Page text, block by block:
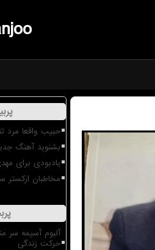
حبیب واقعا مرد
بشنوید آهنگ
یادبودی برای
مخاطبان ارکستر
آلبوم آسیمه سر
حرکت زندگی